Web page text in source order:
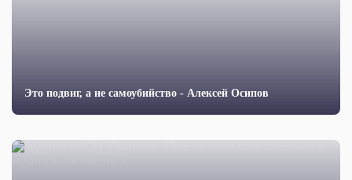
Это подвиг, а не самоубийство - Алексей Осипов